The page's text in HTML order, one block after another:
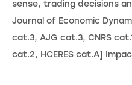
sense, trading decisions
Journal of Economic
cat.3, AJG cat.3, CNRS
cat.2, HCERES cat.A]